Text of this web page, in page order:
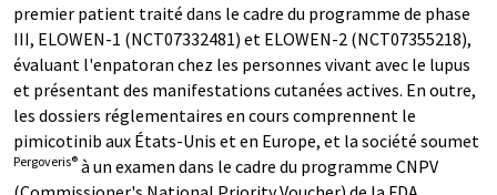
premier patient traité dans le cadre du programme de phase
III, ELOWEN-1 (NCT07332481) et ELOWEN-2 (NCT07355218),
évaluant l'enpatoran chez les personnes vivant avec le lupus
et présentant des manifestations cutanées actives. En outre,
les dossiers réglementaires en cours comprennent le
pimicotinib aux États-Unis et en Europe, et la société soumet
Pergoveris® à un examen dans le cadre du programme CNPV